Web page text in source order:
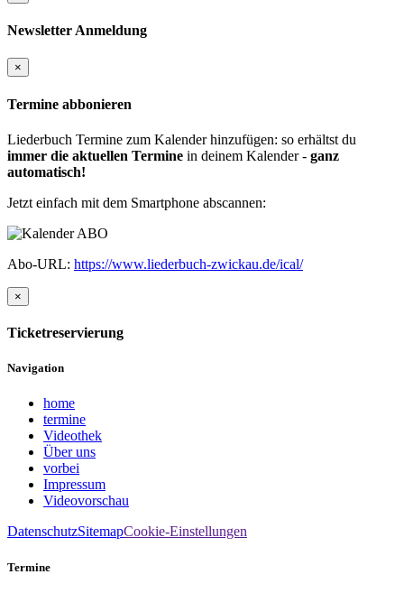
Newsletter Anmeldung
×
Termine abbonieren
Liederbuch Termine zum Kalender hinzufügen: so erhältst du
immer die aktuellen Termine in deinem Kalender - ganz
automatisch!
Jetzt einfach mit dem Smartphone abscannen:
Abo-URL: https://www.liederbuch-zwickau.de/ical/
×
Ticketreservierung
Navigation
home
termine
Videothek
Über uns
vorbei
Impressum
Videovorschau
DatenschutzSitemapCookie-Einstellungen
Termine